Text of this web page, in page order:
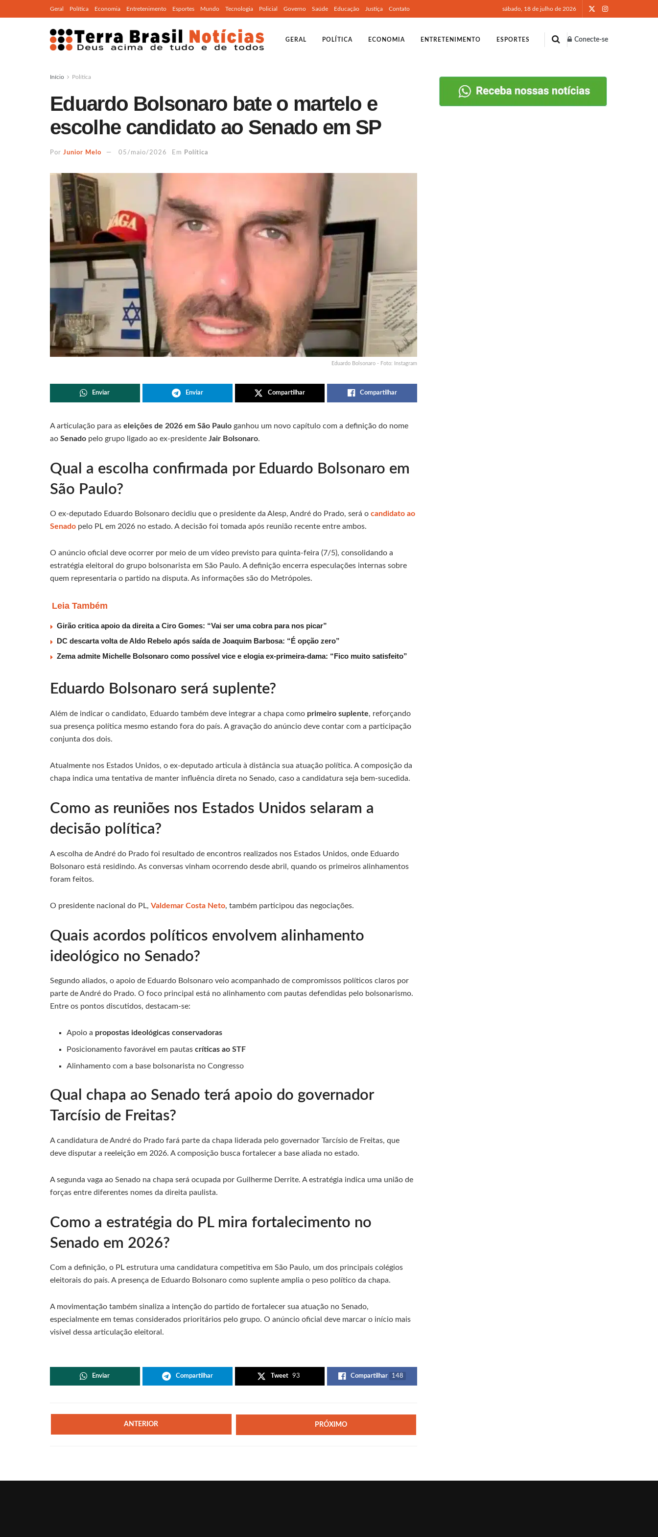
Geral Política Economia Entretenimento Esportes Mundo Tecnologia Policial Governo Saúde Educação Justiça Contato sábado, 18 de julho de 2026
GERAL POLÍTICA ECONOMIA ENTRETENIMENTO ESPORTES Conecte-se
Início Política
Eduardo Bolsonaro bate o martelo e
escolhe candidato ao Senado em SP
Por Junior Melo 05/maio/2026 Em Política
Eduardo Bolsonaro - Foto: Instagram
Enviar Enviar Compartilhar Compartilhar
A articulação para as eleições de 2026 em São Paulo ganhou um novo capítulo com a definição do nome
ao Senado pelo grupo ligado ao ex-presidente Jair Bolsonaro.
Qual a escolha confirmada por Eduardo Bolsonaro em
São Paulo?
O ex-deputado Eduardo Bolsonaro decidiu que o presidente da Alesp, André do Prado, será o candidato ao
Senado pelo PL em 2026 no estado. A decisão foi tomada após reunião recente entre ambos.
O anúncio oficial deve ocorrer por meio de um vídeo previsto para quinta-feira (7/5), consolidando a
estratégia eleitoral do grupo bolsonarista em São Paulo. A definição encerra especulações internas sobre
quem representaria o partido na disputa. As informações são do Metrópoles.
Leia Também
Girão critica apoio da direita a Ciro Gomes: “Vai ser uma cobra para nos picar”
DC descarta volta de Aldo Rebelo após saída de Joaquim Barbosa: “É opção zero”
Zema admite Michelle Bolsonaro como possível vice e elogia ex-primeira-dama: “Fico muito satisfeito”
Eduardo Bolsonaro será suplente?
Além de indicar o candidato, Eduardo também deve integrar a chapa como primeiro suplente, reforçando
sua presença política mesmo estando fora do país. A gravação do anúncio deve contar com a participação
conjunta dos dois.
Atualmente nos Estados Unidos, o ex-deputado articula à distância sua atuação política. A composição da
chapa indica uma tentativa de manter influência direta no Senado, caso a candidatura seja bem-sucedida.
Como as reuniões nos Estados Unidos selaram a
decisão política?
A escolha de André do Prado foi resultado de encontros realizados nos Estados Unidos, onde Eduardo
Bolsonaro está residindo. As conversas vinham ocorrendo desde abril, quando os primeiros alinhamentos
foram feitos.
O presidente nacional do PL, Valdemar Costa Neto, também participou das negociações.
Quais acordos políticos envolvem alinhamento
ideológico no Senado?
Segundo aliados, o apoio de Eduardo Bolsonaro veio acompanhado de compromissos políticos claros por
parte de André do Prado. O foco principal está no alinhamento com pautas defendidas pelo bolsonarismo.
Entre os pontos discutidos, destacam-se:
Apoio a propostas ideológicas conservadoras
Posicionamento favorável em pautascríticas ao STF
Alinhamento com a base bolsonarista no Congresso
Qual chapa ao Senado terá apoio do governador
Tarcísio de Freitas?
A candidatura de André do Prado fará parte da chapa liderada pelo governador Tarcísio de Freitas, que
deve disputar a reeleição em 2026. A composição busca fortalecer a base aliada no estado.
A segunda vaga ao Senado na chapa será ocupada por Guilherme Derrite. A estratégia indica uma união de
forças entre diferentes nomes da direita paulista.
Como a estratégia do PL mira fortalecimento no
Senado em 2026?
Com a definição, o PL estrutura uma candidatura competitiva em São Paulo, um dos principais colégios
eleitorais do país. A presença de Eduardo Bolsonaro como suplente amplia o peso político da chapa.
A movimentação também sinaliza a intenção do partido de fortalecer sua atuação no Senado,
especialmente em temas considerados prioritários pelo grupo. O anúncio oficial deve marcar o início mais
visível dessa articulação eleitoral.
Enviar Compartilhar Tweet 93 Compartilhar 148
ANTERIOR PRÓXIMO